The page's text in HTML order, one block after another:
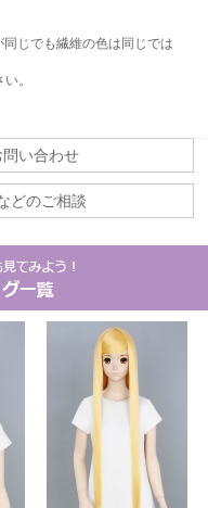
じでも繊維の色は同じでは
。
い合わせ
どのご相談